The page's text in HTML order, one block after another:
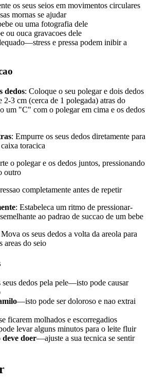
os seus seios em movimentos circulares
mornas se ajudar
ou uma fotografia dele
ou ouca gravacoes dele
e pressa podem inibir a
dedos: Coloque o seu polegar e dois dedos
2-3 cm (cerca de 1 polegada) atras do
um "C" com o polegar em cima e os dedos
: Empurre os seus dedos diretamente para
toracica
o polegar e os dedos juntos, pressionando
outro
completamente antes de repetir
: Estabeleca um ritmo de pressionar-
ao padrao de succao de um bebe
Mova os seus dedos a volta da areola para
areas do seio
seus dedos pela pele—isto pode causar
—isto pode ser doloroso e nao extrai
ficarem molhados e escorregadios
levar alguns minutos para o leite fluir
deve doer—ajuste a sua tecnica se sentir